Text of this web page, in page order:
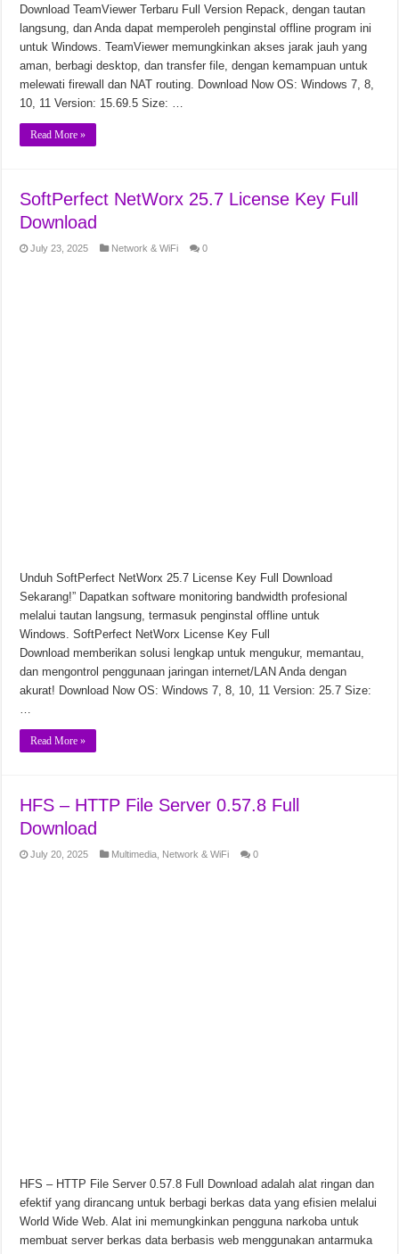
Download TeamViewer Terbaru Full Version Repack, dengan tautan
langsung, dan Anda dapat memperoleh penginstal offline program ini
untuk Windows. TeamViewer memungkinkan akses jarak jauh yang
aman, berbagi desktop, dan transfer file, dengan kemampuan untuk
melewati firewall dan NAT routing. Download Now OS: Windows 7, 8,
10, 11 Version: 15.69.5 Size: …
Read More »
SoftPerfect NetWorx 25.7 License Key Full
Download
July 23, 2025 Network & WiFi 0
Unduh SoftPerfect NetWorx 25.7 License Key Full Download
Sekarang!” Dapatkan software monitoring bandwidth profesional
melalui tautan langsung, termasuk penginstal offline untuk
Windows. SoftPerfect NetWorx License Key Full
Download memberikan solusi lengkap untuk mengukur, memantau,
dan mengontrol penggunaan jaringan internet/LAN Anda dengan
akurat! Download Now OS: Windows 7, 8, 10, 11 Version: 25.7 Size:
Read More »
HFS – HTTP File Server 0.57.8 Full
Download
July 20, 2025 Multimedia Network & WiFi 0
HFS – HTTP File Server 0.57.8 Full Download adalah alat ringan dan
efektif yang dirancang untuk berbagi berkas data yang efisien melalui
World Wide Web. Alat ini memungkinkan pengguna narkoba untuk
membuat server berkas data berbasis web menggunakan antarmuka